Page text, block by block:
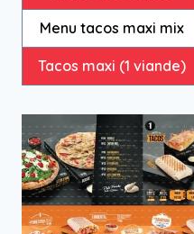
Menu tacos maxi mix
Tacos maxi (1 viande)